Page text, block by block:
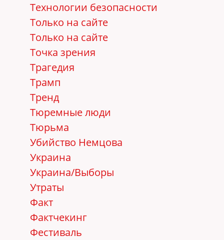
Технологии безопасности
Только на сайте
Только на сайте
Точка зрения
Трагедия
Трамп
Тренд
Тюремные люди
Тюрьма
Убийство Немцова
Украина
Украина/Выборы
Утраты
Факт
Фактчекинг
Фестиваль